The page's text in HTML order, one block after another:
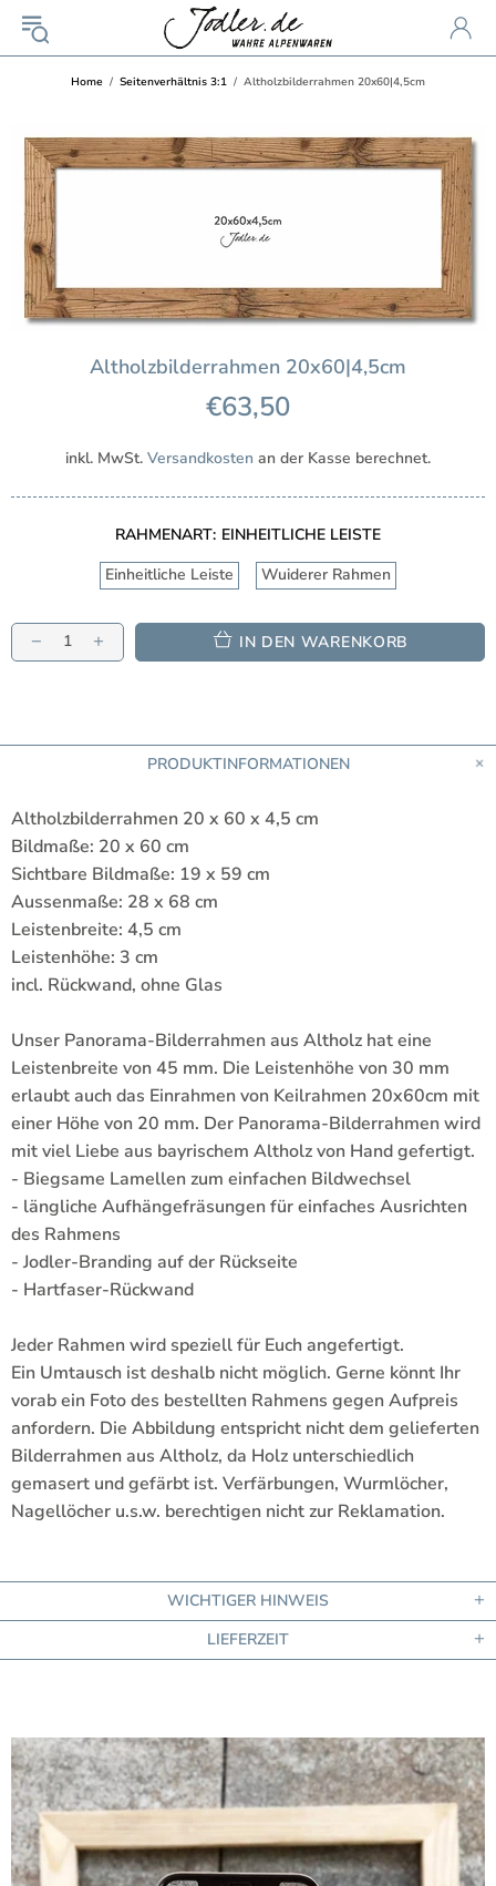
Home Seitenverhältnis 3:1 Altholzbilderrahmen 20x60|4,5cm
Altholzbilderrahmen 20x60|4,5cm
€63,50
inkl. MwSt. Versandkosten an der Kasse berechnet.
RAHMENART: EINHEITLICHE LEISTE
Einheitliche Leiste
Wuiderer Rahmen
IN DEN WARENKORB
PRODUKTINFORMATIONEN
Altholzbilderrahmen 20 x 60 x 4,5 cm
Bildmaße: 20 x 60 cm
Sichtbare Bildmaße: 19 x 59 cm
Aussenmaße: 28 x 68 cm
Leistenbreite: 4,5 cm
Leistenhöhe: 3 cm
incl. Rückwand, ohne Glas
Unser Panorama-Bilderrahmen aus Altholz hat eine
Leistenbreite von 45 mm. Die Leistenhöhe von 30 mm
erlaubt auch das Einrahmen von Keilrahmen 20x60cm mit
einer Höhe von 20 mm. Der Panorama-Bilderrahmen wird
mit viel Liebe aus bayrischem Altholz von Hand gefertigt.
- Biegsame Lamellen zum einfachen Bildwechsel
- längliche Aufhängefräsungen für einfaches Ausrichten
des Rahmens
- Jodler-Branding auf der Rückseite
- Hartfaser-Rückwand
Jeder Rahmen wird speziell für Euch angefertigt.
Ein Umtausch ist deshalb nicht möglich. Gerne könnt Ihr
vorab ein Foto des bestellten Rahmens gegen Aufpreis
anfordern. Die Abbildung entspricht nicht dem gelieferten
Bilderrahmen aus Altholz, da Holz unterschiedlich
gemasert und gefärbt ist. Verfärbungen, Wurmlöcher,
Nagellöcher u.s.w. berechtigen nicht zur Reklamation.
WICHTIGER HINWEIS
LIEFERZEIT